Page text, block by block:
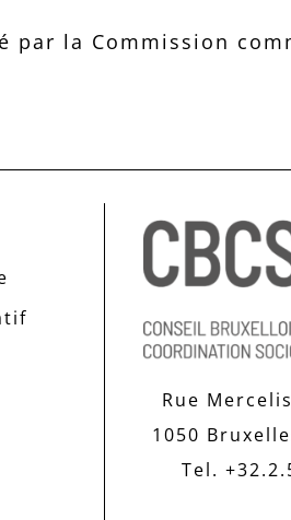
par la Commission
Rue
1050
Tel.